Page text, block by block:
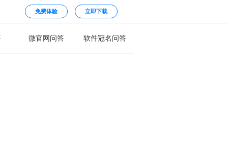
免费体验 立即下载
微官网问答 软件冠名问答